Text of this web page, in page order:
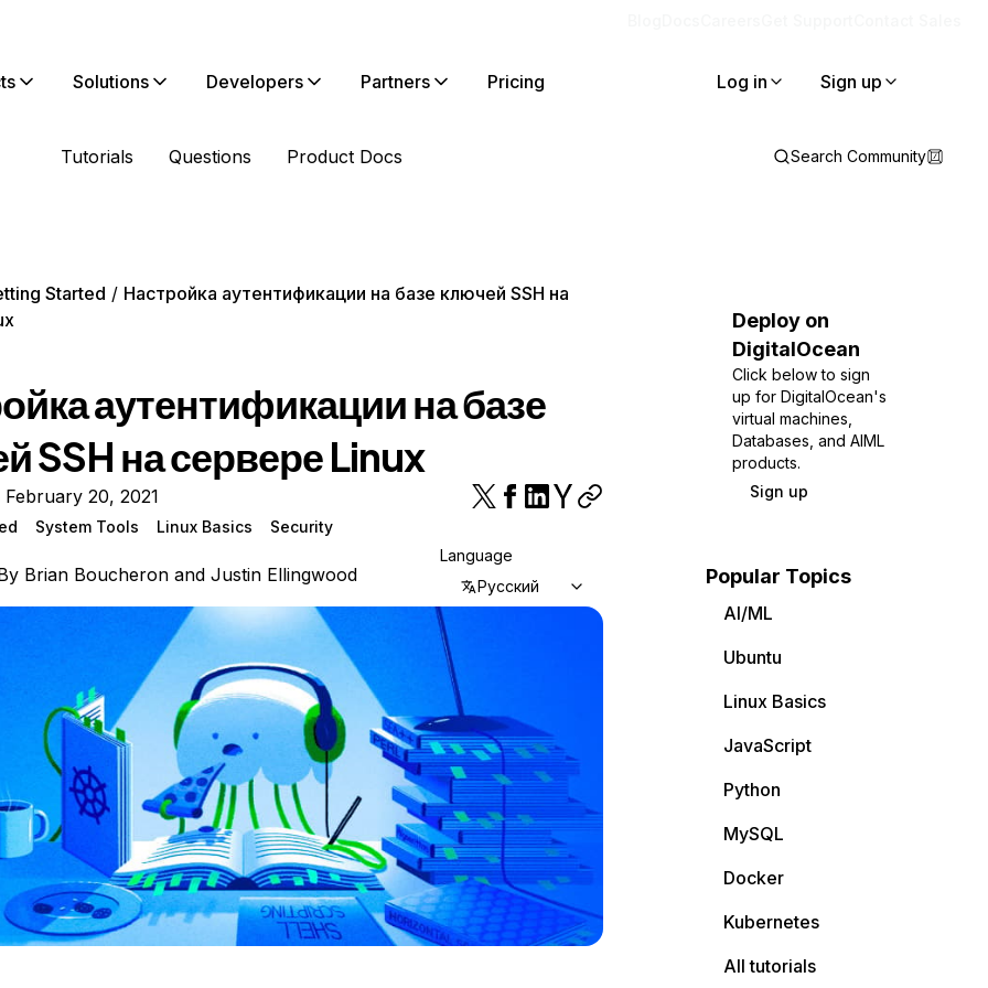
Solutions Developers Partners Pricing Log in Sign up
Tutorials Questions Product Docs Search Community
Started
Настройка аутентификации на базе ключей SSH на
аутентификации на базе
SSH на сервере Linux
20, 2021
System Tools Linux Basics Security
Brian Boucheronand Justin Ellingwood
Language
Русский
Deploy on
DigitalOcean
Click below to sign
up for DigitalOcean's
virtual machines,
Databases, and AIML
products.
Sign up
Popular Topics
AI/ML
Ubuntu
Linux Basics
JavaScript
Python
MySQL
Docker
Kubernetes
All tutorials